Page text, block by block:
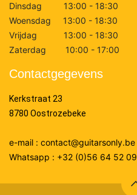
Dinsdag 13:00 - 18:30
Woensdag 13:00 - 18:30
Vrijdag 13:00 - 18:30
Zaterdag 10:00 - 17:00
Contactgegevens
Kerkstraat 23
8780 Oostrozebeke
e-mail : contact@guitarsonly.be
Whatsapp : +32 (0)56 64 52 09